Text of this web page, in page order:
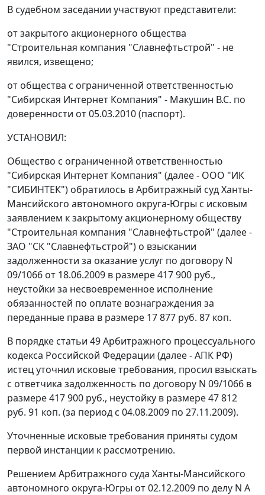
В судебном заседании участвуют представители:
от закрытого акционерного общества
"Строительная компания "Славнефтьстрой" - не
явился, извещено;
от общества с ограниченной ответственностью
"Сибирская Интернет Компания" - Макушин В.С. по
доверенности от 05.03.2010 (паспорт).
УСТАНОВИЛ:
Общество с ограниченной ответственностью
"Сибирская Интернет Компания" (далее - ООО "ИК
"СИБИНТЕК") обратилось в Арбитражный суд Ханты-
Мансийского автономного округа-Югры с исковым
заявлением к закрытому акционерному обществу
"Строительная компания "Славнефтьстрой" (далее -
ЗАО "СК "Славнефтьстрой") о взыскании
задолженности за оказание услуг по договору N
09/1066 от 18.06.2009 в размере 417 900 руб.,
неустойки за несвоевременное исполнение
обязанностей по оплате вознаграждения за
переданные права в размере 17 877 руб. 87 коп.
В порядке статьи 49Арбитражного процессуального
кодекса Российской Федерации (далее - АПК РФ)
истец уточнил исковые требования, просил взыскать
с ответчика задолженность по договору N 09/1066 в
размере 417 900 руб., неустойку в размере 47 812
руб. 91 коп. (за период с 04.08.2009 по 27.11.2009).
Уточненные исковые требования приняты судом
первой инстанции к рассмотрению.
Решением Арбитражного суда Ханты-Мансийского
автономного округа-Югры от 02.12.2009 по делу N А